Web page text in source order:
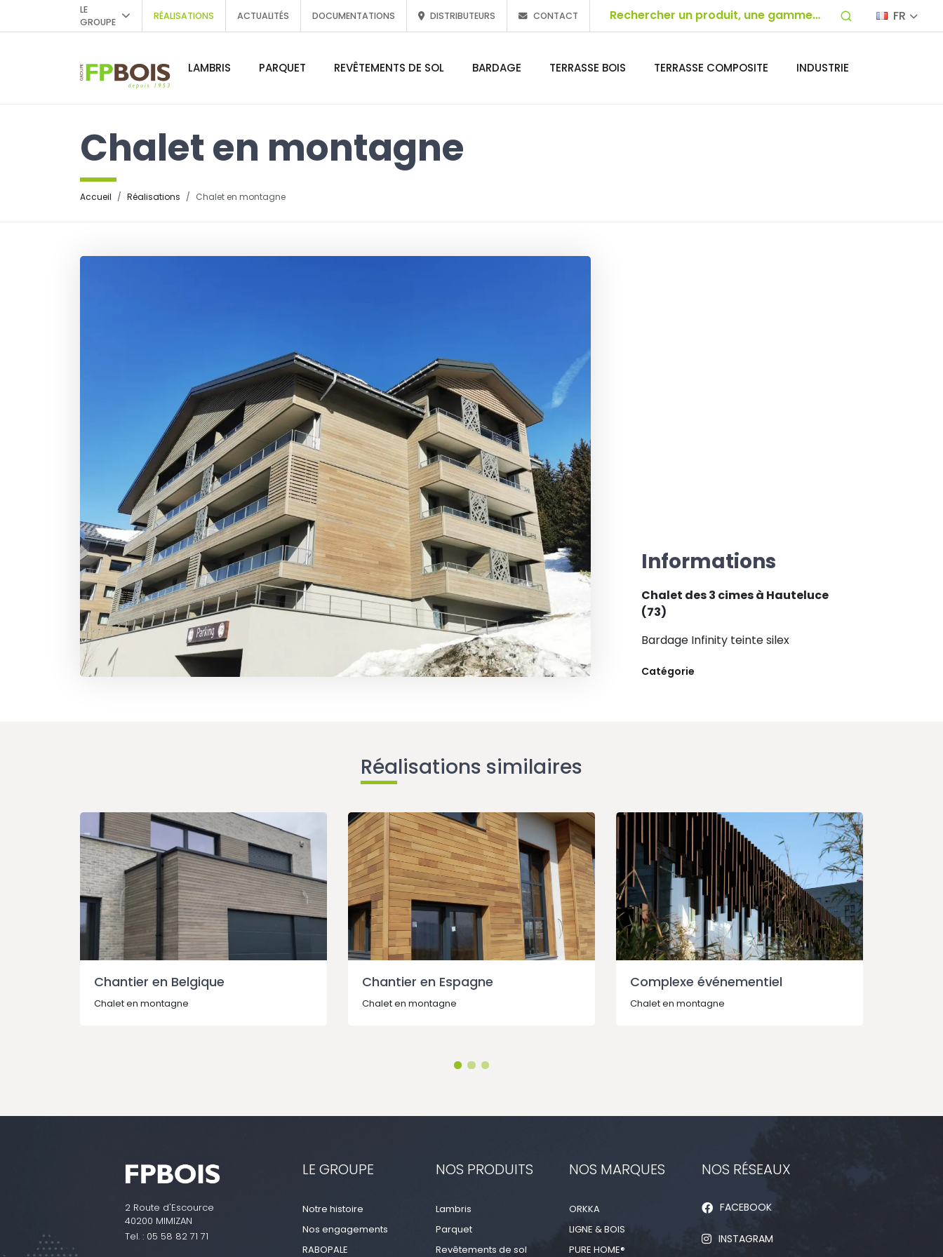
LE
GROUPE
RÉALISATIONS ACTUALITÉS DOCUMENTATIONS DISTRIBUTEURS CONTACT FR
LAMBRIS PARQUET REVÊTEMENTS DE SOL BARDAGE TERRASSE BOIS TERRASSE COMPOSITE INDUSTRIE
Chalet en montagne
Accueil Réalisations Chalet en montagne
Informations
Chalet des 3 cimes à Hauteluce
(73)
Bardage Infinity teinte silex
Catégorie
Réalisations similaires
Chantier en Belgique
Chalet en montagne
Chantier en Espagne
Chalet en montagne
Complexe événementiel
Chalet en montagne
2 Route d'Escource
40200 MIMIZAN
Tel. : 05 58 82 71 71
LE GROUPE
Notre histoire
Nos engagements
RABOPALE
NOS PRODUITS
Lambris
Parquet
Revêtements de sol
NOS MARQUES
ORKKA
LIGNE & BOIS
PURE HOME®
NOS RÉSEAUX
FACEBOOK
INSTAGRAM